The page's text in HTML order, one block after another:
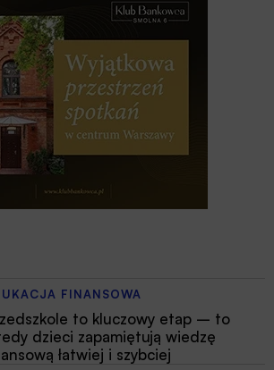
FINANSOWA
to kluczowy etap – to
dzieci zapamiętują wiedzę
łatwiej i szybciej